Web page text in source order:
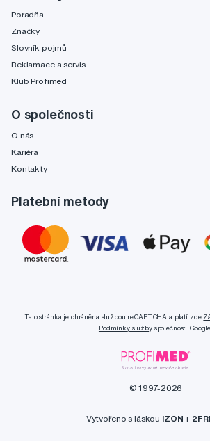
Poradňa
Značky
Slovník pojmů
Reklamace a servis
Klub Profimed
O společnosti
O nás
Kariéra
Kontakty
Platební metody
Tato stránka je chráněna službou reCAPTCHA a platí zde
Podmínky službyspolečnosti Google.
© 1997-2026
Vytvořeno s láskou IZON +